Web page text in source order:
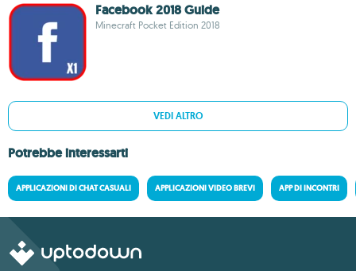
Facebook 2018 Guide
Minecraft Pocket Edition 2018
VEDI ALTRO
Potrebbe interessarti
APPLICAZIONI DI CHAT CASUALI APPLICAZIONI VIDEO BREVI APP DI INCONTRI